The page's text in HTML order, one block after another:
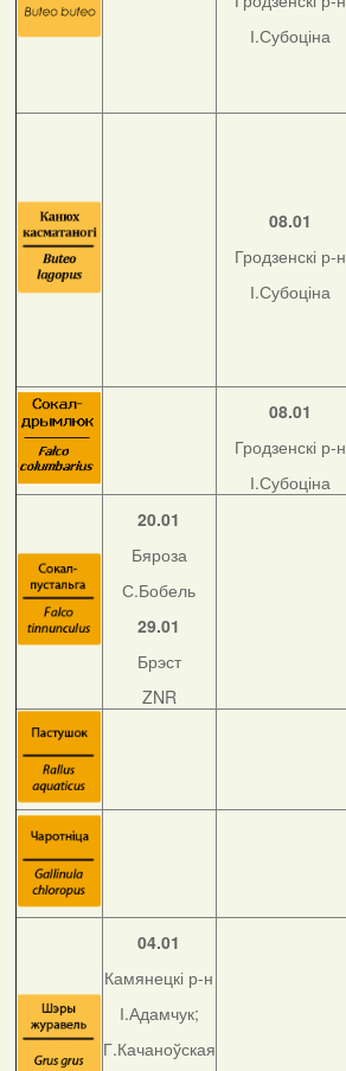
І.Субоціна
08.01
Гродзенскі р-н
І.Субоціна
08.01
Гродзенскі р-н
І.Субоціна
20.01
Бяроза
С.Бобель
29.01
Брэст
ZNR
04.01
Камянецкі р-н
І.Адамчук;
Г.Качаноўская